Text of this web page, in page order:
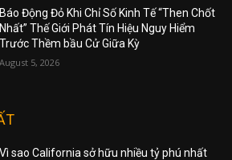
Báo Động Đỏ Khi Chỉ Số Kinh Tế “Then Chốt
Nhất” Thế Giới Phát Tín Hiệu Nguy Hiểm
Trước Thềm bầu Cử Giữa Kỳ
August 5, 2026
Vì sao California sở hữu nhiều tỷ phú nhất